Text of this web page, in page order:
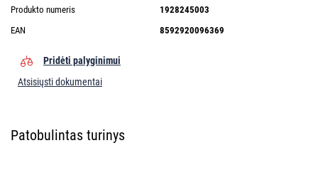
Produkto numeris
1928245003
EAN
8592920096369
Pridėti palyginimui
Atsisiųsti dokumentai
Patobulintas turinys